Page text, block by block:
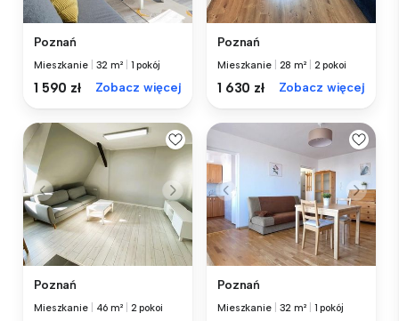
Poznań
Mieszkanie 32 m² 1 pokój
1 590 zł Zobacz więcej
Poznań
Mieszkanie 28 m² 2 pokoi
1 630 zł Zobacz więcej
Poznań
Mieszkanie 46 m² 2 pokoi
Poznań
Mieszkanie 32 m² 1 pokój